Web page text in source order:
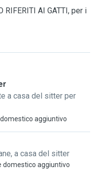
AI GATTI, per i
a casa del sitter per
aggiuntivo
a casa del sitter
domestico aggiuntivo